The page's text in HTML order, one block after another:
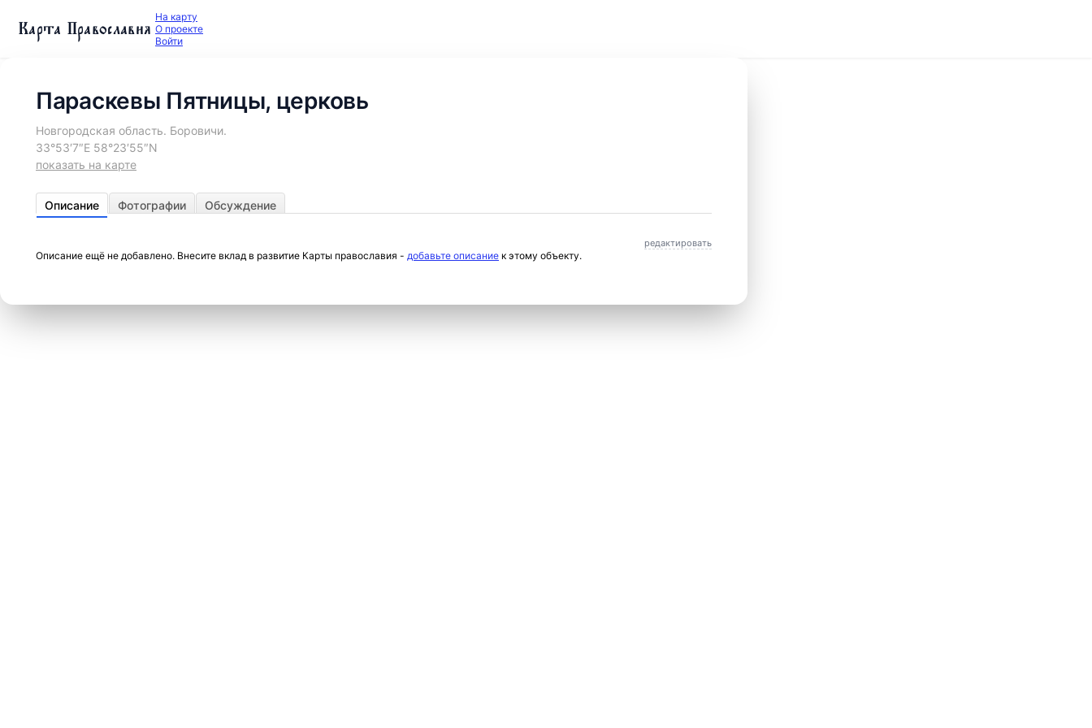
Карта Православия На карту
О проекте
Войти
Параскевы Пятницы, церковь
Новгородская область. Боровичи.
33°53′7″E 58°23′55″N
показать на карте
Описание Фотографии Обсуждение
редактировать
Описание ещё не добавлено. Внесите вклад в развитие Карты православия - добавьте описание к этому объекту.